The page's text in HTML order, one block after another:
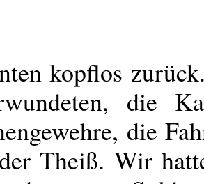
kopflos
die
die
Theiß. Wir